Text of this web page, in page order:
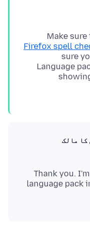
Make sure
Firefox spell
sure
Language
کا مالک
Thank you.
language pack